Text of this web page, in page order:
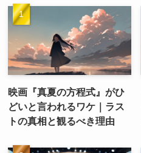
映画『真夏の方程式』がひ
どいと言われるワケ｜ラス
トの真相と観るべき理由